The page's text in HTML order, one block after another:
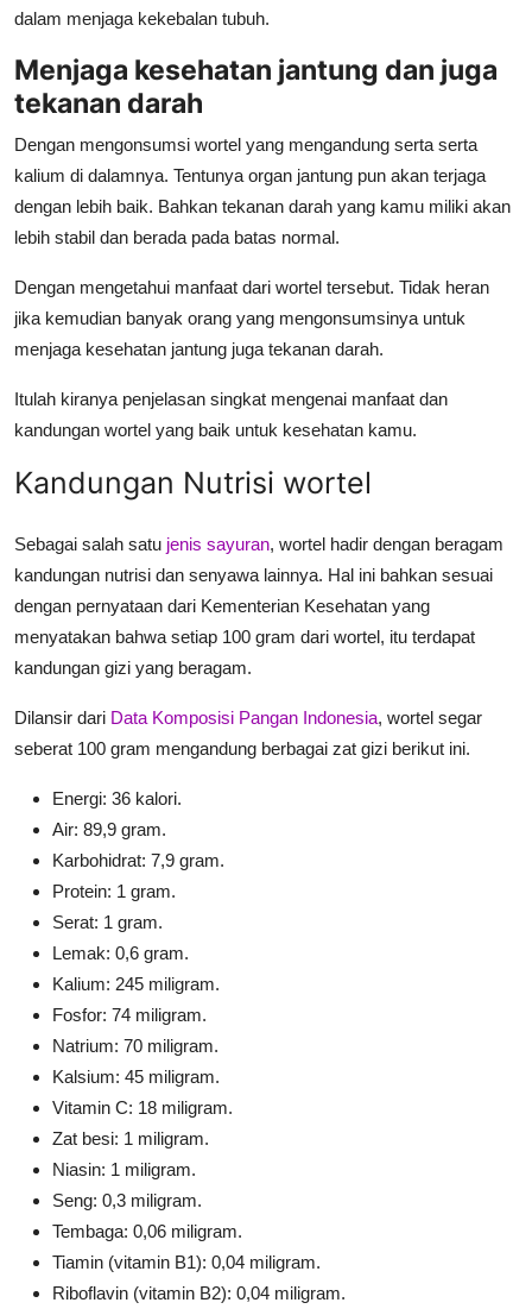
dalam menjaga kekebalan tubuh.
Menjaga kesehatan jantung dan juga
tekanan darah
Dengan mengonsumsi wortel yang mengandung serta serta
kalium di dalamnya. Tentunya organ jantung pun akan terjaga
dengan lebih baik. Bahkan tekanan darah yang kamu miliki akan
lebih stabil dan berada pada batas normal.
Dengan mengetahui manfaat dari wortel tersebut. Tidak heran
jika kemudian banyak orang yang mengonsumsinya untuk
menjaga kesehatan jantung juga tekanan darah.
Itulah kiranya penjelasan singkat mengenai manfaat dan
kandungan wortel yang baik untuk kesehatan kamu.
Kandungan Nutrisi wortel
Sebagai salah satu jenis sayuran, wortel hadir dengan beragam
kandungan nutrisi dan senyawa lainnya. Hal ini bahkan sesuai
dengan pernyataan dari Kementerian Kesehatan yang
menyatakan bahwa setiap 100 gram dari wortel, itu terdapat
kandungan gizi yang beragam.
Dilansir dari Data Komposisi Pangan Indonesia, wortel segar
seberat 100 gram mengandung berbagai zat gizi berikut ini.
Energi: 36 kalori.
Air: 89,9 gram.
Karbohidrat: 7,9 gram.
Protein: 1 gram.
Serat: 1 gram.
Lemak: 0,6 gram.
Kalium: 245 miligram.
Fosfor: 74 miligram.
Natrium: 70 miligram.
Kalsium: 45 miligram.
Vitamin C: 18 miligram.
Zat besi: 1 miligram.
Niasin: 1 miligram.
Seng: 0,3 miligram.
Tembaga: 0,06 miligram.
Tiamin (vitamin B1): 0,04 miligram.
Riboflavin (vitamin B2): 0,04 miligram.